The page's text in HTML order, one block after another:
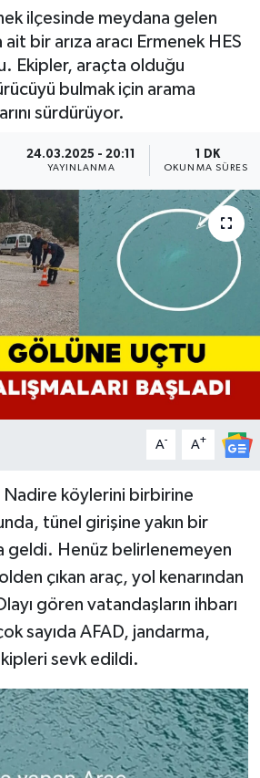
ilçesinde meydana gelen
ait bir arıza aracı Ermenek HES
Ekipler, araçta olduğu
bulmak için arama
sürdürüyor.
24.03.2025 - 20:11
YAYINLANMA
1 DK
OKUNMA SÜRESI
A- A+
Nadire köylerini birbirine
tünel girişine yakın bir
geldi. Henüz belirlenemeyen
çıkan araç, yol kenarından
gören vatandaşların ihbarı
sayıda AFAD, jandarma,
sevk edildi.